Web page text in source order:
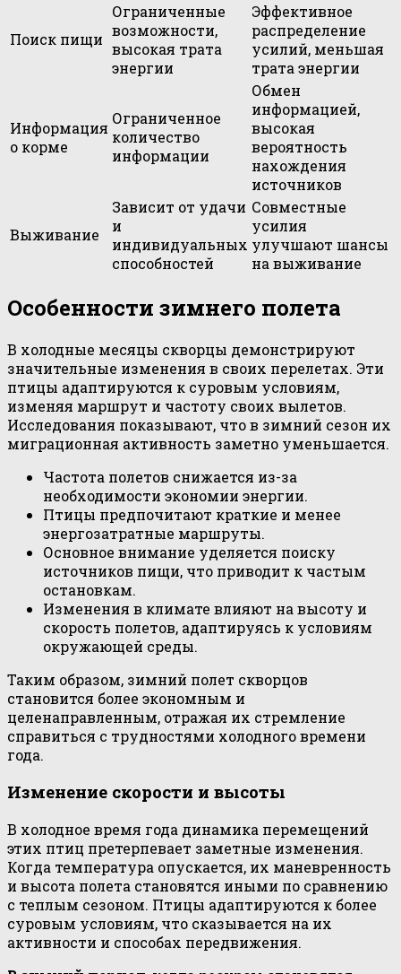
Поиск пищи
Ограниченные
возможности,
высокая трата
энергии
Эффективное
распределение
усилий, меньшая
трата энергии
Информация
о корме
Ограниченное
количество
информации
Обмен
информацией,
высокая
вероятность
нахождения
источников
Выживание
Зависит от удачи
и
индивидуальных
способностей
Совместные
усилия
улучшают шансы
на выживание
Особенности зимнего полета
В холодные месяцы скворцы демонстрируют
значительные изменения в своих перелетах. Эти
птицы адаптируются к суровым условиям,
изменяя маршрут и частоту своих вылетов.
Исследования показывают, что в зимний сезон их
миграционная активность заметно уменьшается.
Частота полетов снижается из-за
необходимости экономии энергии.
Птицы предпочитают краткие и менее
энергозатратные маршруты.
Основное внимание уделяется поиску
источников пищи, что приводит к частым
остановкам.
Изменения в климате влияют на высоту и
скорость полетов, адаптируясь к условиям
окружающей среды.
Таким образом, зимний полет скворцов
становится более экономным и
целенаправленным, отражая их стремление
справиться с трудностями холодного времени
года.
Изменение скорости и высоты
В холодное время года динамика перемещений
этих птиц претерпевает заметные изменения.
Когда температура опускается, их маневренность
и высота полета становятся иными по сравнению
с теплым сезоном. Птицы адаптируются к более
суровым условиям, что сказывается на их
активности и способах передвижения.